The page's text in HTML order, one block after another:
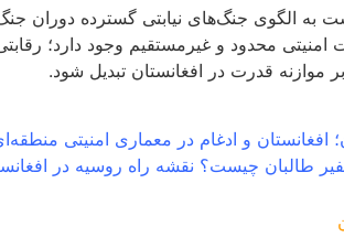
به الگوی جنگ‌های نیابتی گسترده دوران
محدود و غیرمستقیم وجود دارد؛
موازنه قدرت در افغانستان تبدیل شود.
افغانستان و ادغام در معماری امنیتی
طالبان چیست؟ نقشه راه روسیه در